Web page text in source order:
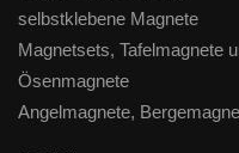
selbstklebene Magnete
Magnetsets, Tafelmagnete
Ösenmagnete
Angelmagnete,